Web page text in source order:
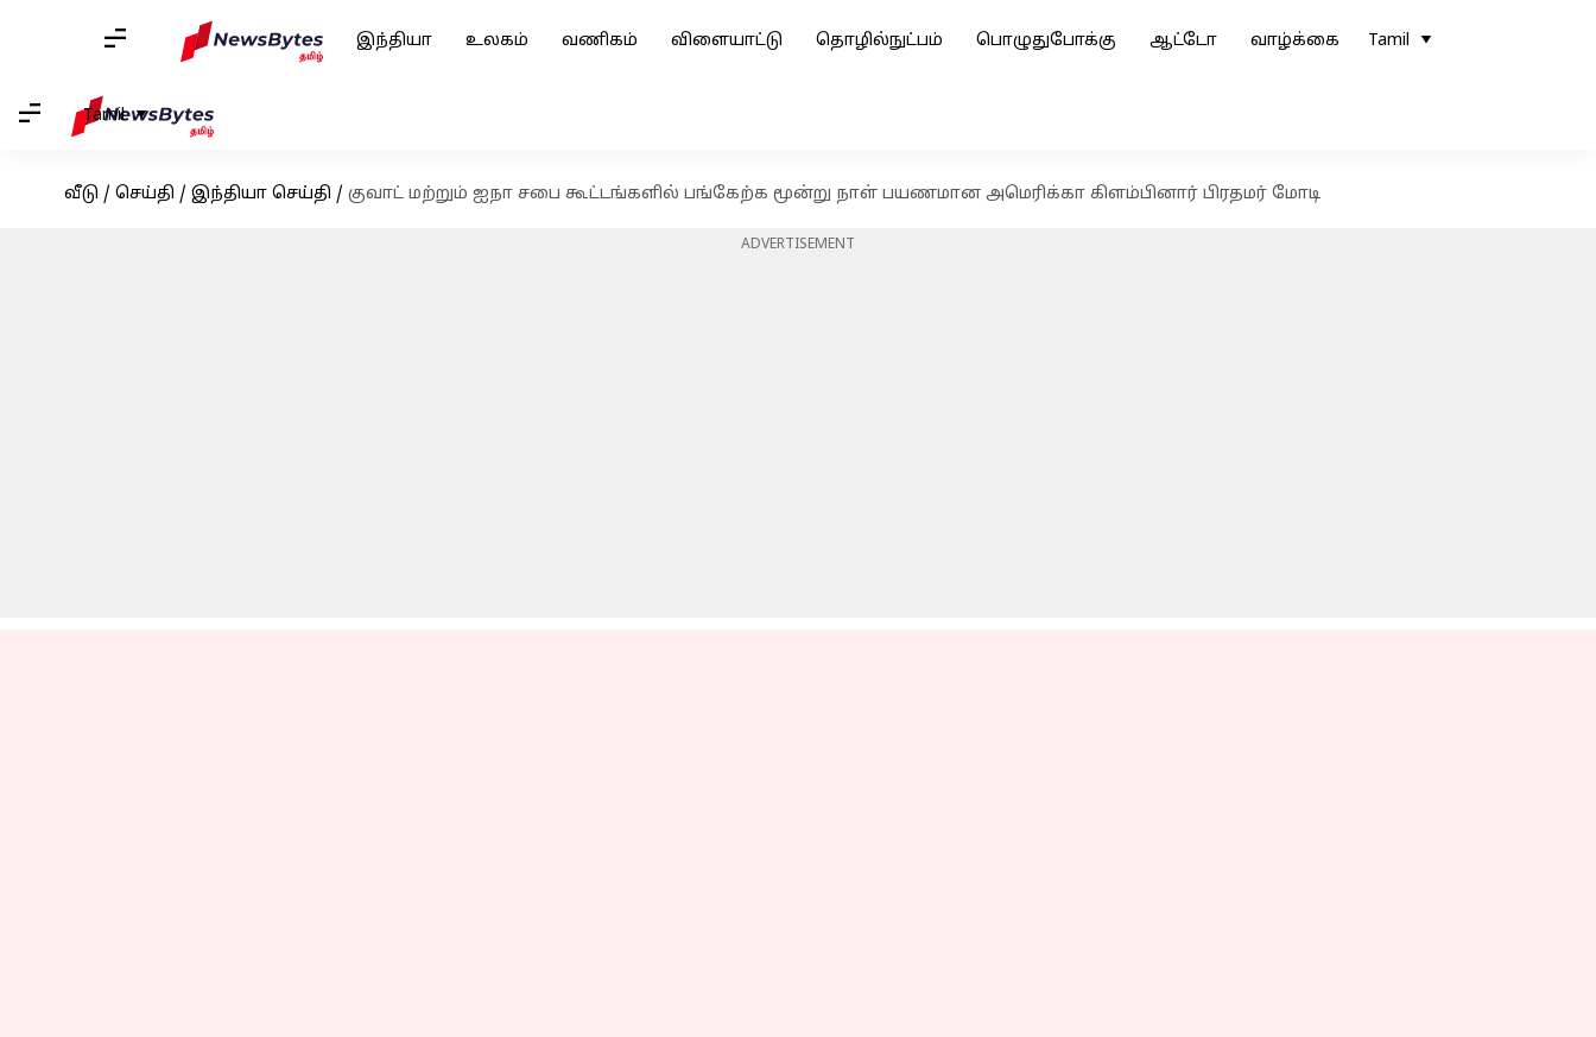
இந்தியா உலகம் வணிகம் விளையாட்டு தொழில்நுட்பம் பொழுதுபோக்கு ஆட்டோ வாழ்க்கை Tamil
Tamil
வீடு / செய்தி / இந்தியா செய்தி / குவாட் மற்றும் ஐநா சபை கூட்டங்களில் பங்கேற்க மூன்று நாள் பயணமான அமெரிக்கா கிளம்பினார் பிரதமர் மோடி
ADVERTISEMENT